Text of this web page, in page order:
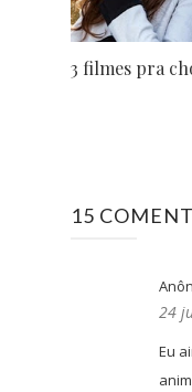
3 filmes pra
15
24
Eu